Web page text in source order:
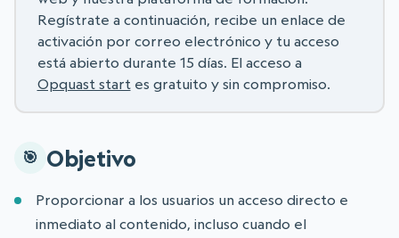
Regístrate a continuación, recibe un enlace de
activación por correo electrónico y tu acceso
está abierto durante 15 días. El acceso a
Opquast startes gratuito y sin compromiso.
Objetivo
Proporcionar a los usuarios un acceso directo e
inmediato al contenido, incluso cuando el